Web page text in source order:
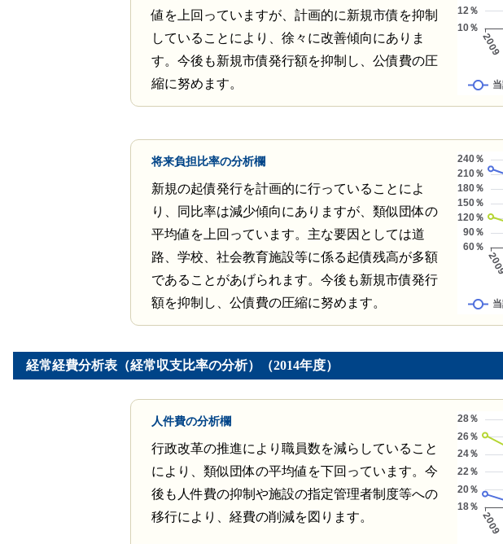
値を上回っていますが、計画的に新規市債を抑制
していることにより、徐々に改善傾向にありま
す。今後も新規市債発行額を抑制し、公債費の圧
縮に努めます。
将来負担比率の分析欄
新規の起債発行を計画的に行っていることによ
り、同比率は減少傾向にありますが、類似団体の
平均値を上回っています。主な要因としては道
路、学校、社会教育施設等に係る起債残高が多額
であることがあげられます。今後も新規市債発行
額を抑制し、公債費の圧縮に努めます。
経常経費分析表（経常収支比率の分析）（2014年度）
人件費の分析欄
行政改革の推進により職員数を減らしていること
により、類似団体の平均値を下回っています。今
後も人件費の抑制や施設の指定管理者制度等への
移行により、経費の削減を図ります。